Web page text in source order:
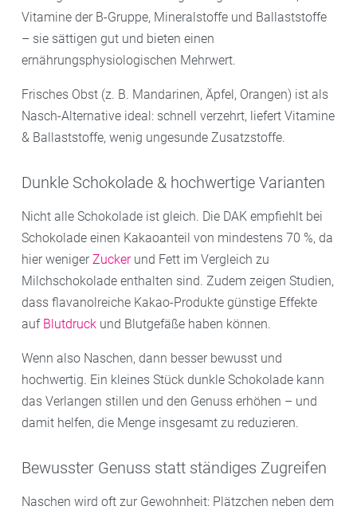
Vitamine der B-Gruppe, Mineralstoffe und Ballaststoffe
– sie sättigen gut und bieten einen
ernährungsphysiologischen Mehrwert.
Frisches Obst (z. B. Mandarinen, Äpfel, Orangen) ist als
Nasch-Alternative ideal: schnell verzehrt, liefert Vitamine
& Ballaststoffe, wenig ungesunde Zusatzstoffe.
Dunkle Schokolade & hochwertige Varianten
Nicht alle Schokolade ist gleich. Die DAK empfiehlt bei
Schokolade einen Kakaoanteil von mindestens 70 %, da
hier weniger Zuckerund Fett im Vergleich zu
Milchschokolade enthalten sind. Zudem zeigen Studien,
dass flavanolreiche Kakao-Produkte günstige Effekte
auf Blutdruck und Blutgefäße haben können.
Wenn also Naschen, dann besser bewusst und
hochwertig. Ein kleines Stück dunkle Schokolade kann
das Verlangen stillen und den Genuss erhöhen – und
damit helfen, die Menge insgesamt zu reduzieren.
Bewusster Genuss statt ständiges Zugreifen
Naschen wird oft zur Gewohnheit: Plätzchen neben dem